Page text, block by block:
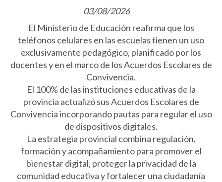
03/08/2026
El Ministerio de Educación reafirma que los
teléfonos celulares en las escuelas tienen un uso
exclusivamente pedagógico, planificado por los
docentes y en el marco de los Acuerdos Escolares de
Convivencia.
El 100% de las instituciones educativas de la
provincia actualizó sus Acuerdos Escolares de
Convivencia incorporando pautas para regular el uso
de dispositivos digitales.
La estrategia provincial combina regulación,
formación y acompañamiento para promover el
bienestar digital, proteger la privacidad de la
comunidad educativa y fortalecer una ciudadanía